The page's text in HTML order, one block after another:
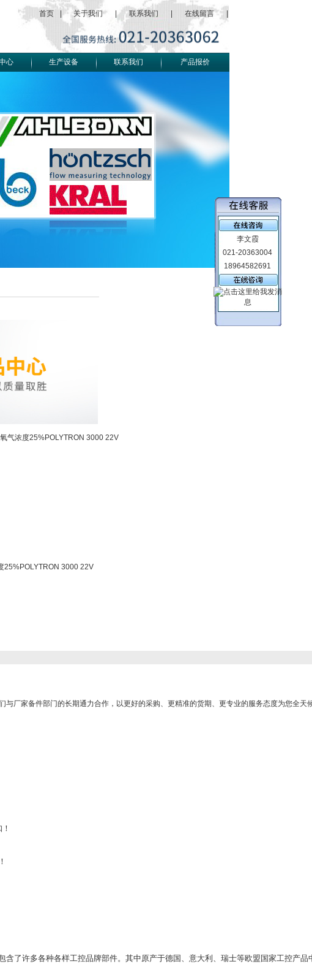
首页 关于我们 联系我们 在线留言
心 生产设备 联系我们 产品报价
气浓度25%POLYTRON 3000 22V
25%POLYTRON 3000 22V
厂家备件部门的长期通力合作，以更好的采购、更精准的货期、更专业的服务态度为您全天
了许多各种各样工控品牌部件。其中原产于德国、意大利、瑞士等欧盟国家工控产品
李文霞
021-20363004
18964582691